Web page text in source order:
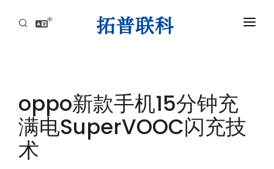
中
资讯中心
关于拓普联科
联系
oppo新款手机15分钟充
满电SuperVOOC闪充技
术